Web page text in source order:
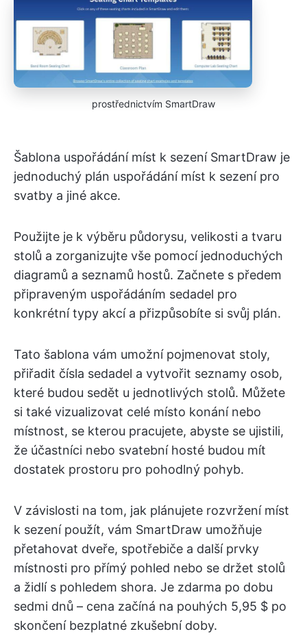
prostřednictvím SmartDraw
Šablona uspořádání míst k sezení SmartDraw je
jednoduchý plán uspořádání míst k sezení pro
svatby a jiné akce.
Použijte je k výběru půdorysu, velikosti a tvaru
stolů a zorganizujte vše pomocí jednoduchých
diagramů a seznamů hostů. Začnete s předem
připraveným uspořádáním sedadel pro
konkrétní typy akcí a přizpůsobíte si svůj plán.
Tato šablona vám umožní pojmenovat stoly,
přiřadit čísla sedadel a vytvořit seznamy osob,
které budou sedět u jednotlivých stolů. Můžete
si také vizualizovat celé místo konání nebo
místnost, se kterou pracujete, abyste se ujistili,
že účastníci nebo svatební hosté budou mít
dostatek prostoru pro pohodlný pohyb.
V závislosti na tom, jak plánujete rozvržení míst
k sezení použít, vám SmartDraw umožňuje
přetahovat dveře, spotřebiče a další prvky
místnosti pro přímý pohled nebo se držet stolů
a židlí s pohledem shora. Je zdarma po dobu
sedmi dnů – cena začíná na pouhých 5,95 $ po
skončení bezplatné zkušební doby.